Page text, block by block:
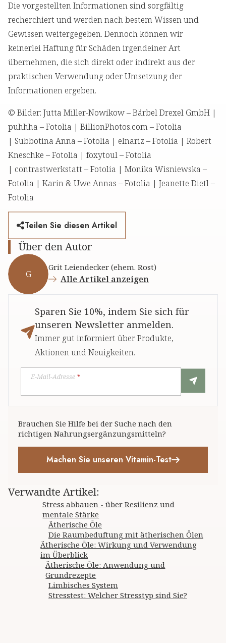
Die vorgestellten Informationen sind sorgfältig
recherchiert und werden nach bestem Wissen und
Gewissen weitergegeben. Dennoch können wir
keinerlei Haftung für Schäden irgendeiner Art
übernehmen, die sich direkt oder indirekt aus der
praktischen Verwendung oder Umsetzung der
Informationen ergeben.
© Bilder: Jutta Miller-Nowikow – Bärbel Drexel GmbH |
puhhha – Fotolia | BillionPhotos.com – Fotolia
| Subbotina Anna – Fotolia | elnariz – Fotolia | Robert
Kneschke – Fotolia | foxytoul – Fotolia
| contrastwerkstatt – Fotolia | Monika Wisniewska –
Fotolia | Karin & Uwe Annas – Fotolia | Jeanette Dietl –
Fotolia
Teilen Sie diesen Artikel
Über den Autor
G
Grit Leiendecker (ehem. Rost)
Alle Artikel anzeigen
Sparen Sie 10%, indem Sie sich für
unseren Newsletter anmelden.
Immer gut informiert über Produkte,
Aktionen und Neuigkeiten.
E-Mail-Adresse *
Brauchen Sie Hilfe bei der Suche nach den
richtigen Nahrungsergänzungsmitteln?
Machen Sie unseren Vitamin-Test
Verwandte Artikel:
Stress abbauen - über Resilienz und
mentale Stärke
Ätherische Öle
Die Raumbeduftung mit ätherischen Ölen
Ätherische Öle: Wirkung und Verwendung
im Überblick
Ätherische Öle: Anwendung und
Grundrezepte
Limbisches System
Stresstest: Welcher Stresstyp sind Sie?